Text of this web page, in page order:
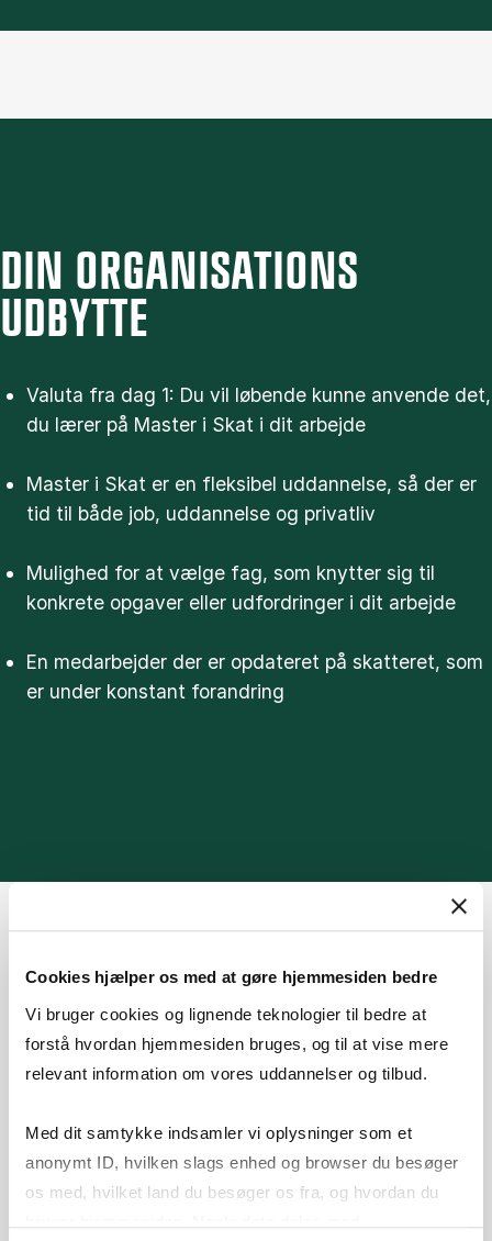
Cookies hjælper os med at gøre hjemmesiden bedre
Vi bruger cookies og lignende teknologier til bedre at
forstå hvordan hjemmesiden bruges, og til at vise mere
relevant information om vores uddannelser og tilbud.
Med dit samtykke indsamler vi oplysninger som et
anonymt ID, hvilken slags enhed og browser du besøger
os med, hvilket land du besøger os fra, og hvordan du
DIN ORGANISATIONS
UDBYTTE
Valuta fra dag 1: Du vil løbende kunne anvende det,
du lærer på Master i Skat i dit arbejde
Master i Skat er en fleksibel uddannelse, så der er
tid til både job, uddannelse og privatliv
Mulighed for at vælge fag, som knytter sig til
konkrete opgaver eller udfordringer i dit arbejde
En medarbejder der er opdateret på skatteret, som
er under konstant forandring
DELTAGERE?